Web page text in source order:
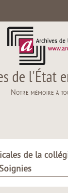
de l'État
Notre mémoire à
de la